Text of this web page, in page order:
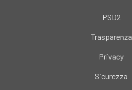
PSD2
Trasparenza
Privacy
Sicurezza